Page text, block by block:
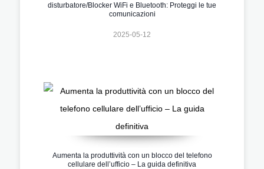
disturbatore/Blocker WiFi e Bluetooth: Proteggi le tue
comunicazioni
2025-05-12
Aumenta la produttività con un blocco del telefono
cellulare dell’ufficio – La guida definitiva